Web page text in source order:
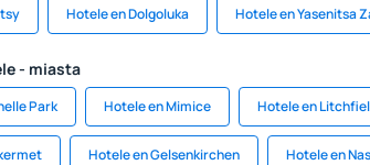
Hotele en Dolgoluka Hotele en Yasenitsa
- miasta
Park Hotele en Mimice Hotele en
Hotele en Gelsenkirchen Hotele en